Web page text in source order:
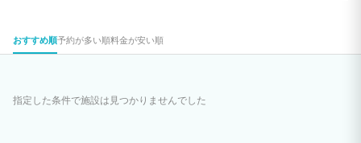
おすすめ順予約が多い順料金が安い順
指定した条件で施設は見つかりませんでした